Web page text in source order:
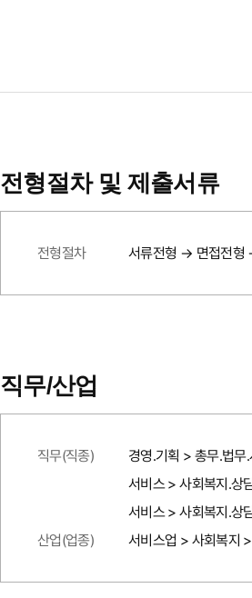
전형절차 및 제출서류
전형절차 서류전형 → 면접전형
직무/산업
직무(직종)
경영.기획 > 총무.법무
서비스 > 사회복지.상
서비스 > 사회복지.상
산업(업종)
서비스업 > 사회복지